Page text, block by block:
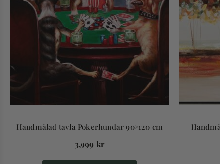
Handmålad tavla Pokerhundar 90×120 cm
3,999 kr